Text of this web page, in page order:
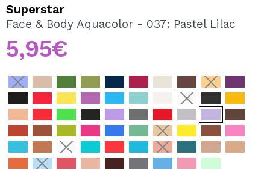
REGISTRIEREN
Durch die Erstellung eines Kontos bei Maquillalia.de
können Sie Ihre Einkäufe schnell tätigen, den Status Ihrer
einsehen.
BENUTZERKONTO ERSTELLEN
Superstar
Face & Body Aquacolor - 037: Pastel Lilac
5,95€